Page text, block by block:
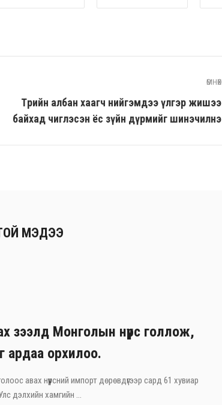
ӨМНӨХ
Төрийн албан хаагч нийгэмдээ үлгэр жишээ
байхад чиглэсэн ёс зүйн дүрмийг шинэчилнэ
МЭДЭЭ
зээлд Монголын нүүрс голлож,
ардаа орхилоо.
авах нүүрсний импорт дөрөвдүгээр сард 61 хувиар
дэлхийн хамгийн ...